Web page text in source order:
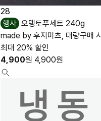
28
행사 오뎅토푸세트 240g
made by 후지미츠, 대량구매 시
최대 20% 할인
4,900원 4,900원